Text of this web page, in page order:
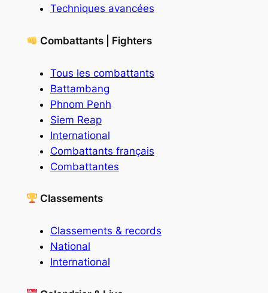
Techniques avancées
Combattants | Fighters
Tous les combattants
Battambang
Phnom Penh
Siem Reap
International
Combattants français
Combattantes
Classements
Classements & records
National
International